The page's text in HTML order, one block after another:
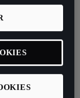
barres de toit ont
d’un accessoire
de la vie. Elles
installer
de toit ou notre
sans surveillance en